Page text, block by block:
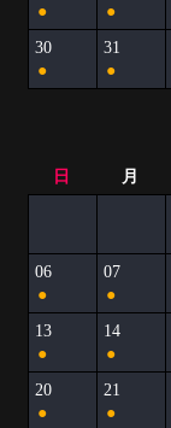
●
●
30
●
31
●
日 月
06
●
07
●
13
●
14
●
20
●
21
●